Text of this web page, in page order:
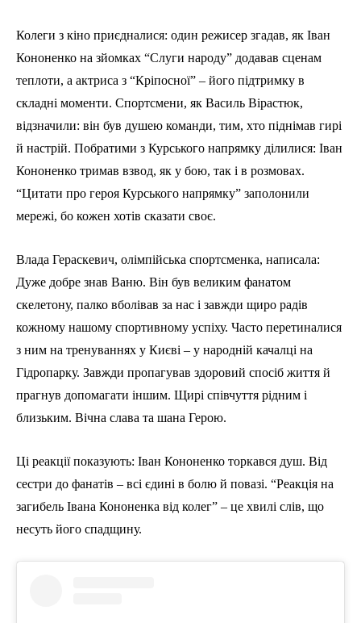
Колеги з кіно приєдналися: один режисер згадав, як Іван
Кононенко на зйомках “Слуги народу” додавав сценам
теплоти, а актриса з “Кріпосної” – його підтримку в
складні моменти. Спортсмени, як Василь Вірастюк,
відзначили: він був душею команди, тим, хто піднімав гирі
й настрій. Побратими з Курського напрямку ділилися: Іван
Кононенко тримав взвод, як у бою, так і в розмовах.
“Цитати про героя Курського напрямку” заполонили
мережі, бо кожен хотів сказати своє.
Влада Гераскевич, олімпійська спортсменка, написала:
Дуже добре знав Ваню. Він був великим фанатом
скелетону, палко вболівав за нас і завжди щиро радів
кожному нашому спортивному успіху. Часто перетиналися
з ним на тренуваннях у Києві – у народній качалці на
Гідропарку. Завжди пропагував здоровий спосіб життя й
прагнув допомагати іншим. Щирі співчуття рідним і
близьким. Вічна слава та шана Герою.
Ці реакції показують: Іван Кононенко торкався душ. Від
сестри до фанатів – всі єдині в болю й повазі. “Реакція на
загибель Івана Кононенка від колег” – це хвилі слів, що
несуть його спадщину.